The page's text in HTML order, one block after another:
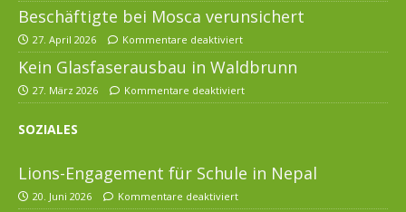
Beschäftigte bei Mosca verunsichert
27. April 2026 Kommentare deaktiviert
Kein Glasfaserausbau in Waldbrunn
27. März 2026 Kommentare deaktiviert
SOZIALES
Lions-Engagement für Schule in Nepal
20. Juni 2026 Kommentare deaktiviert